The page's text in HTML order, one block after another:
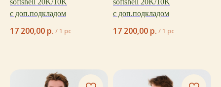
softshell 20K/10K
с доп.подкладом
17 200,00 р. / 1 pc
softshell 20K/10K
с доп.подкладом
17 200,00 р. / 1 pc